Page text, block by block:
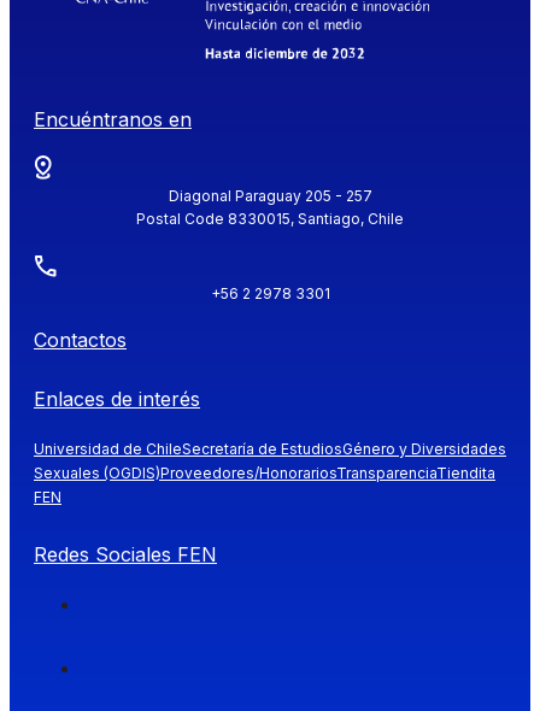
Encuéntranos en
Diagonal Paraguay 205 - 257
Postal Code 8330015, Santiago, Chile
+56 2 2978 3301
Contactos
Enlaces de interés
Universidad de ChileSecretaría de EstudiosGénero y Diversidades
Sexuales (OGDIS)Proveedores/HonorariosTransparenciaTiendita
FEN
Redes Sociales FEN